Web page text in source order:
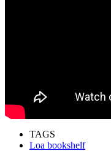
TAGS
Loa bookshelf